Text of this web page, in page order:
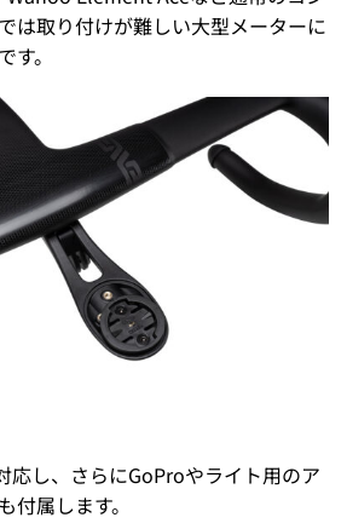
は取り付けが難しい大型メーターに
。
し、さらにGoProやライト用のア
付属します。